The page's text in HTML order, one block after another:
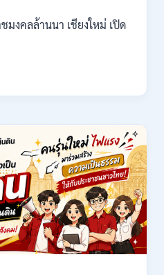
มงคลล้านนา เชียงใหม่ เปิด